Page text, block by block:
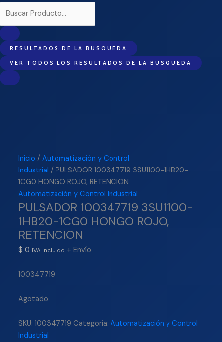
RESULTADOS DE LA BUSQUEDA
VER TODOS LOS RESULTADOS DE LA BUSQUEDA
Inicio /Automatización y Control
Industrial / PULSADOR 100347719 3SU1100-1HB20-
1CG0 HONGO ROJO, RETENCION
Automatización y Control Industrial
PULSADOR 100347719 3SU1100-
1HB20-1CG0 HONGO ROJO,
RETENCION
$ 0 IVA Incluido + Envío
100347719
Agotado
SKU:100347719 Categoría:Automatización y Control
Industrial